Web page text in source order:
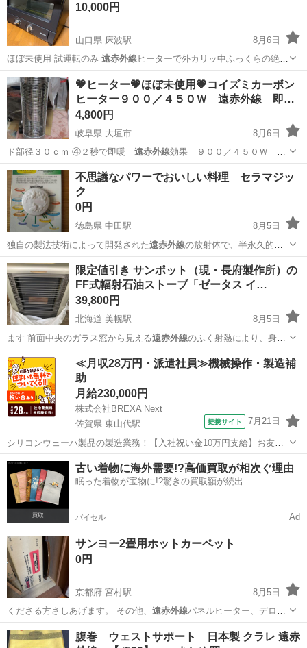
10,000円
山口県 床波駅
8月6日
ほぼ未使用 試運転のみ 遠赤外線ヒーターで外カリッ中ふっくらの絶品
ト…
山口 宇部市 床波駅 キッチン家電
💗ヒーター💗ほぼ未使用💗コイズミカーボン
ヒーター９００／４５０Ｗ 遠赤外線 即…
4,800円
岐阜県 大垣市
8月6日
ド部径３０ｃｍ ④２秒で即暖 遠赤外線効果 ９００／４５０Ｗ ２
段切り替え…
岐阜 大垣市 季節、空調家電 カーボンヒーター
不思議なパワーでおいしい料理 セラマジッ
ク
0円
徳島県 中田駅
8月5日
独自の製法技術によって開発された遠赤外線の放射体で、半永久的に
持続します 写…
徳島 小松島市 中田駅 その他 遠赤外線
限定値引き サンポット（現・長府製作所）の
FF式輻射石油ストーブ「ゼータス イ…
39,800円
北海道 美幌駅
8月5日
ます 前面中央のガラス窓から見える遠赤外線のふく射熱により、身体
の芯まで効率よ…
北海道 網走郡 美幌駅 季節、空調家電
≪月収28万円・派遣社員≫機械操作・製造補
助
月給230,000円
株式会社BREXA Next
佐賀県 東山代駅
提携サイト 7月21日
シリコンウェーハ製品の製造業務！【入社祝い金10万円支給】お友達
やカップルとの応募OK◎年間休日129日＆休出なしでプライベート充
実♪業務はクリーンルームで快適作業◎自社正社員登用制度あり★1食
300円～の格安食堂あり！《佐...
佐賀 伊万里市 東山代駅 その他
古い着物に海外需要!?高価買取が相次ぐ理由
眠った着物が宝物に!?驚きの買取額が続出
バイセル Ad
サンヨー2畳用ホットカーペット
0円
京都府 宮村駅
8月5日
くださる方さしあげます。 その他、 遠赤外線パネルヒーター、デロン
ギヒーターなど…
京都 宮津市 宮村駅 季節、空調家電 サンヨー
腹巻 ウェストサポート 日本製 クラレ 遠赤